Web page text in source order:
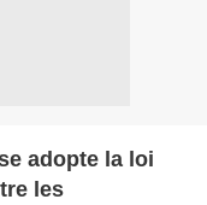
adopte la loi
les